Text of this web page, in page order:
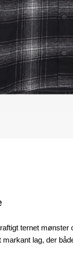
ternet mønster
markant lag, der